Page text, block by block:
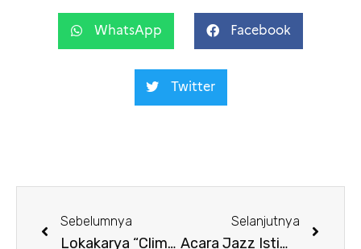
WhatsApp Facebook
Twitter
Sebelumnya
Lokakarya “Climate Fresk” Novembre 2023
Selanjutnya
Acara Jazz Istimewa bersama Samy Thiébault et SOOS Chamber Players